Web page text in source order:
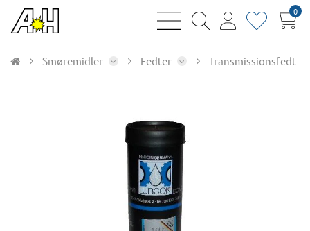
bars
magnifying
user
heart0
Smøremidler Fedter Transmissionsfedt